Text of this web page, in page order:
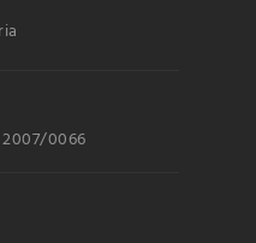
0066
site